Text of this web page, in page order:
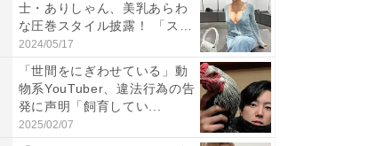
士・ありしゃん、美乳あらわ
な圧巻スタイル披露！ 「スタ
イ...
2024/05/17
「世間をにぎわせている」動
物系YouTuber、違法行為の告
発に声明「飼育してい...
2025/02/07